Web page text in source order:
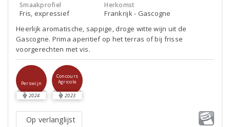
Smaakprofiel
Fris, expressief
Herkomst
Frankrijk - Gascogne
Heerlijk aromatische, sappige, droge witte wijn uit de
Gascogne. Prima aperitief op het terras of bij frisse
voorgerechten met vis.
Perswijn
2024
Concours
Agricole
2023
Op verlanglijst